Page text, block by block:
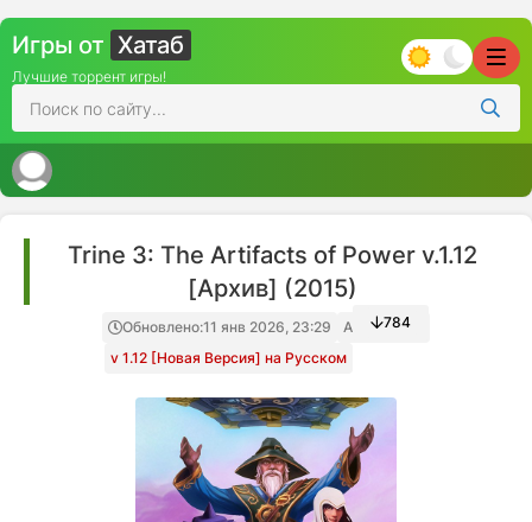
Игры от Хатаб
Лучшие торрент игры!
Trine 3: The Artifacts of Power v.1.12
[Архив] (2015)
Обновлено:11 янв 2026, 23:29
Архив игры
v 1.12 [Новая Версия] на Русском
784